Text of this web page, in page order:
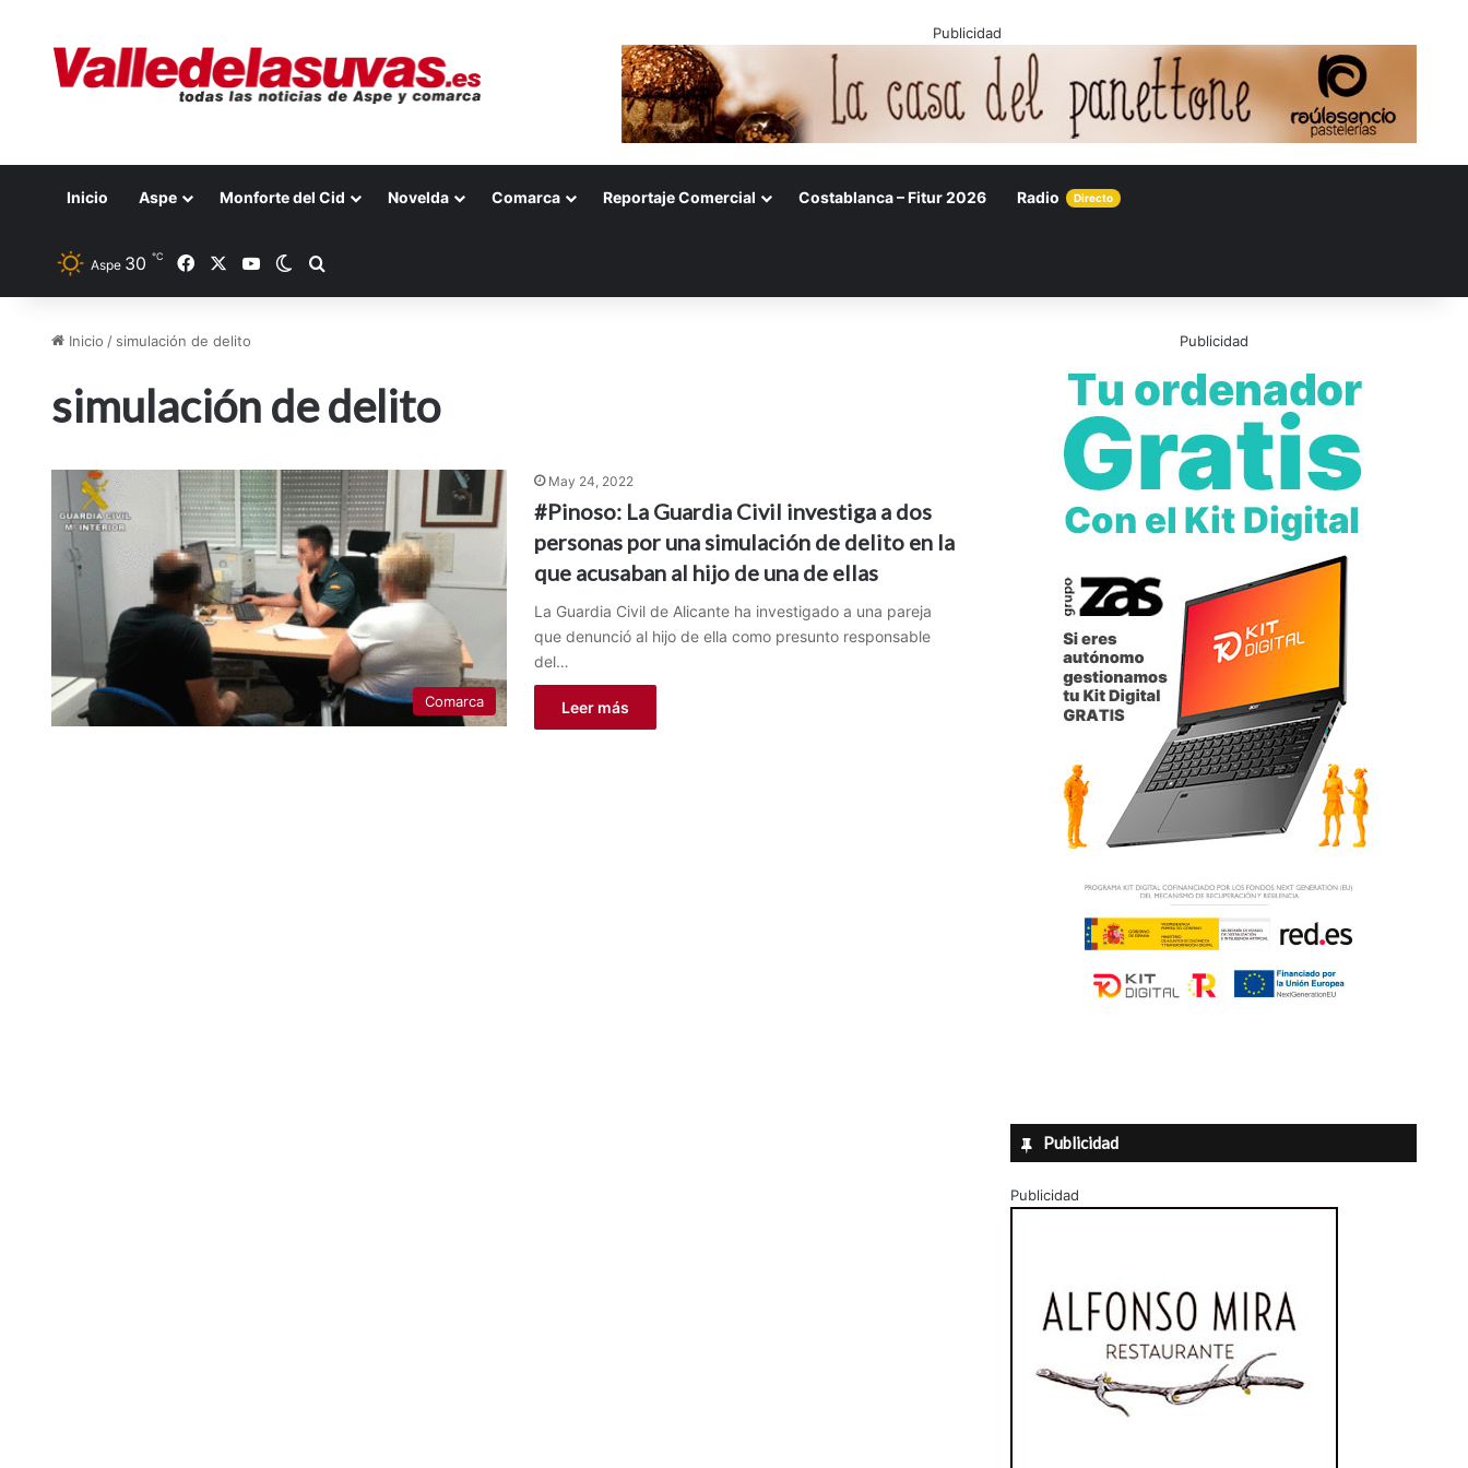
Publicidad
Inicio Aspe Monforte del Cid Novelda Comarca Reportaje Comercial Costablanca – Fitur 2026 Radio Directo
Aspe 30 ℃ FacebookYouTubeSwitch skin
Inicio / simulación de delito
simulación de delito
Comarca
May 24, 2022
#Pinoso: La Guardia Civil investiga a dos
personas por una simulación de delito en la
que acusaban al hijo de una de ellas
La Guardia Civil de Alicante ha investigado a una pareja
que denunció al hijo de ella como presunto responsable
del…
Leer más
Publicidad
Publicidad
Publicidad